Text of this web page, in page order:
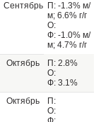
Сентябрь
П: -1.3% м/
м; 6.6% г/г
О:
Ф: -1.0% м/
м; 4.7% г/г
Октябрь
П: 2.8%
О:
Ф: 3.1%
Октябрь
П:
О: